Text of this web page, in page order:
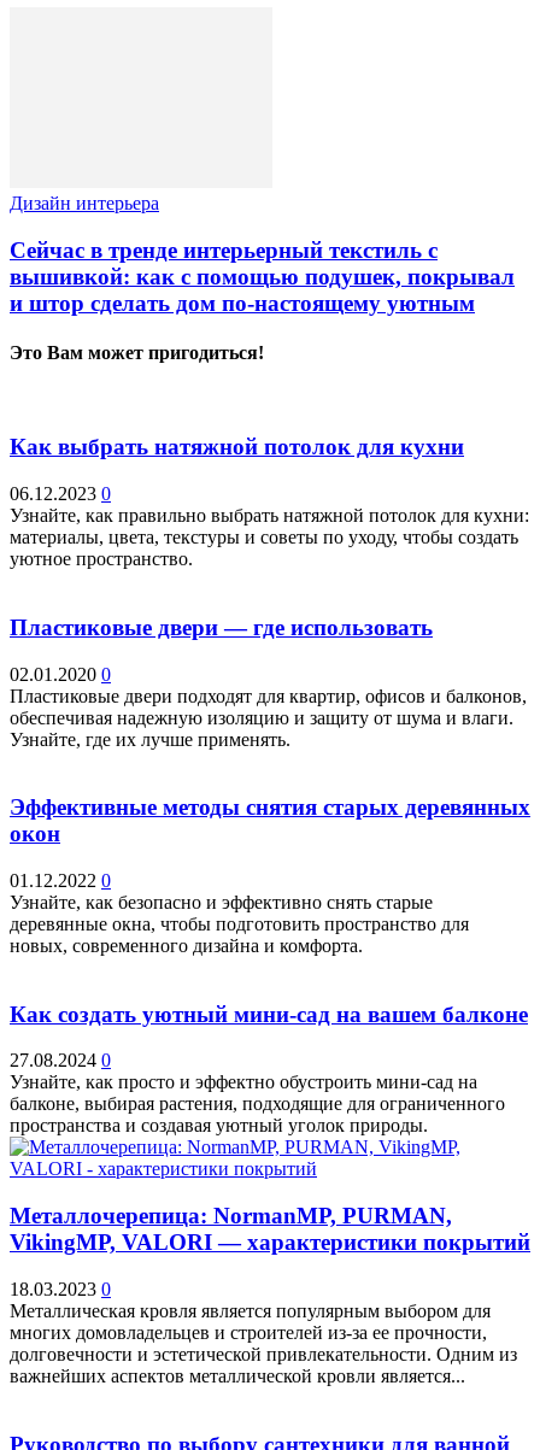
Дизайн интерьера
Сейчас в тренде интерьерный текстиль с
вышивкой: как с помощью подушек, покрывал
и штор сделать дом по-настоящему уютным
Это Вам может пригодиться!
Как выбрать натяжной потолок для кухни
06.12.2023 0
Узнайте, как правильно выбрать натяжной потолок для кухни:
материалы, цвета, текстуры и советы по уходу, чтобы создать
уютное пространство.
Пластиковые двери — где использовать
02.01.2020 0
Пластиковые двери подходят для квартир, офисов и балконов,
обеспечивая надежную изоляцию и защиту от шума и влаги.
Узнайте, где их лучше применять.
Эффективные методы снятия старых деревянных
окон
01.12.2022 0
Узнайте, как безопасно и эффективно снять старые
деревянные окна, чтобы подготовить пространство для
новых, современного дизайна и комфорта.
Как создать уютный мини-сад на вашем балконе
27.08.2024 0
Узнайте, как просто и эффектно обустроить мини-сад на
балконе, выбирая растения, подходящие для ограниченного
пространства и создавая уютный уголок природы.
Металлочерепица: NormanMP, PURMAN,
VikingMP, VALORI — характеристики покрытий
18.03.2023 0
Металлическая кровля является популярным выбором для
многих домовладельцев и строителей из-за ее прочности,
долговечности и эстетической привлекательности. Одним из
важнейших аспектов металлической кровли является...
Руководство по выбору сантехники для ванной